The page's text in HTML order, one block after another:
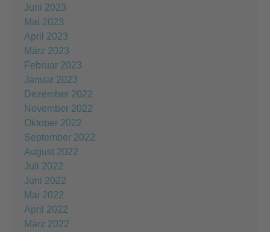
Juni 2023
Mai 2023
April 2023
März 2023
Februar 2023
Januar 2023
Dezember 2022
November 2022
Oktober 2022
September 2022
August 2022
Juli 2022
Juni 2022
Mai 2022
April 2022
März 2022